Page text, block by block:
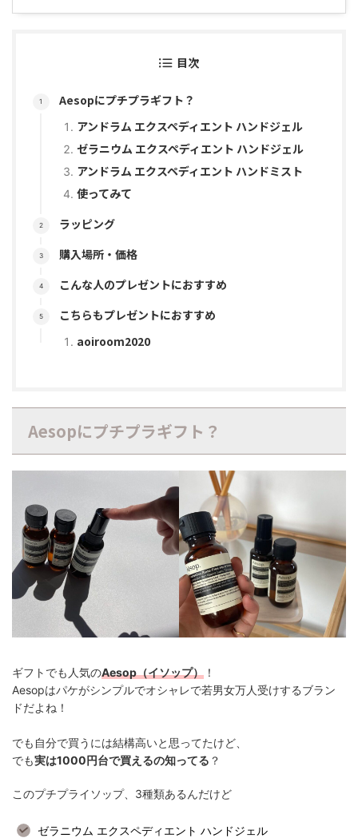
目次
Aesopにプチプラギフト？
アンドラム エクスペディエント ハンドジェル
ゼラニウム エクスペディエント ハンドジェル
アンドラム エクスペディエント ハンドミスト
使ってみて
ラッピング
購入場所・価格
こんな人のプレゼントにおすすめ
こちらもプレゼントにおすすめ
aoiroom2020
Aesopにプチプラギフト？
ギフトでも人気のAesop（イソップ） ！
Aesopはパケがシンプルでオシャレで若男女万人受けするブラン
ドだよね！
でも自分で買うには結構高いと思ってたけど、
でも実は1000円台で買えるの知ってる ？
このプチプライソップ、3種類あるんだけど
ゼラニウム エクスペディエント ハンドジェル